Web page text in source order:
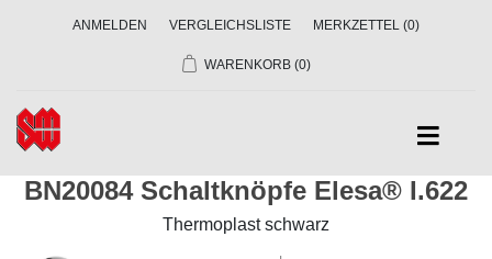
ANMELDEN VERGLEICHSLISTE MERKZETTEL (0)
WARENKORB (0)
BN20084 Schaltknöpfe Elesa® I.622
Thermoplast schwarz